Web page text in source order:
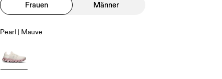
Frauen Männer
Pearl | Mauve